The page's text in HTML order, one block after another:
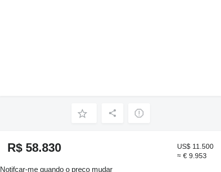
R$ 58.830
US$ 11.500
≈ € 9.953
Notifcar-me quando o preço mudar